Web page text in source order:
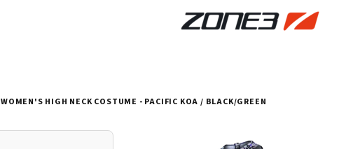
WOMEN'S HIGH NECK COSTUME - PACIFIC KOA / BLACK/GREEN